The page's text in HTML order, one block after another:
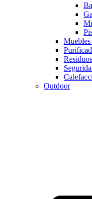
Outdoor